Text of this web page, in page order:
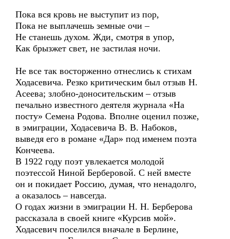
Пока вся кровь не выступит из пор,
Пока не выплачешь земные очи –
Не станешь духом. Жди, смотря в упор,
Как брызжет свет, не застилая ночи.
Не все так восторженно отнеслись к стихам
Ходасевича. Резко критическим был отзыв Н.
Асеева; злобно-доносительским – отзыв
печально известного деятеля журнала «На
посту» Семена Родова. Вполне оценил позже,
в эмиграции, Ходасевича В. В. Набоков,
выведя его в романе «Дар» под именем поэта
Кончеева.
В 1922 году поэт увлекается молодой
поэтессой Ниной Берберовой. С ней вместе
он и покидает Россию, думая, что ненадолго,
а оказалось – навсегда.
О годах жизни в эмиграции Н. Н. Берберова
рассказала в своей книге «Курсив мой».
Ходасевич поселился вначале в Берлине,